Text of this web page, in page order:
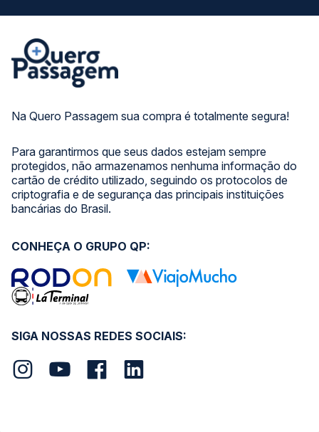
Na Quero Passagem sua compra é totalmente segura!
Para garantirmos que seus dados estejam sempre
protegidos, não armazenamos nenhuma informação do
cartão de crédito utilizado, seguindo os protocolos de
criptografia e de segurança das principais instituições
bancárias do Brasil.
SIGA NOSSAS REDES SOCIAIS:
CONHEÇA O GRUPO QP: